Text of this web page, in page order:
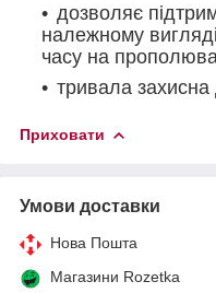
дозволяє
належному
часу на
тривала захисна
Приховати
Умови доставки
Нова Пошта
Магазини Rozetka